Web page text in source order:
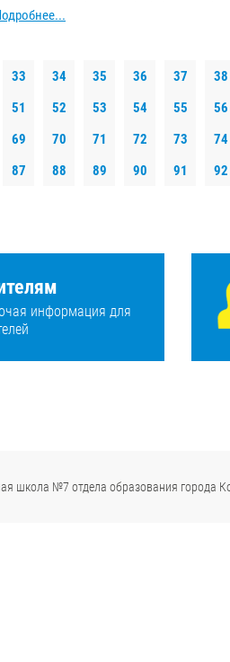
33 34 35 36 37
38
51 52 53 54 55
56
69 70 71 72 73
74
87 88 89 90 91
92
информация для
школа №7 отдела образования города